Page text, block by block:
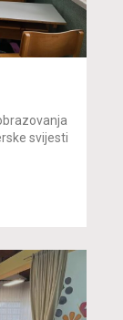
svijesti